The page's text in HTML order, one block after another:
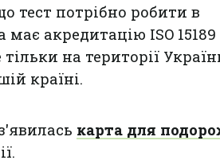
тест потрібно робити в
має акредитацію ISO 15189
тільки на території
країні.
карта для